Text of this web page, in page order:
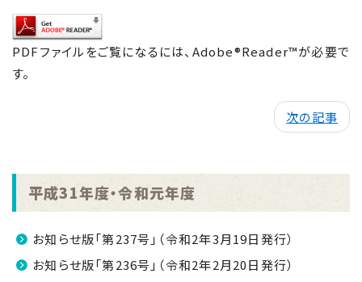
PDFファイルをご覧になるには、Adobe®Reader™が必要で
す。
次の記事
平成31年度・令和元年度
お知らせ版「第237号」（令和2年3月19日発行）
お知らせ版「第236号」（令和2年2月20日発行）